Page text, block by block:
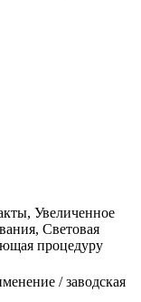
Увеличенное
Световая
процедуру
/ заводская